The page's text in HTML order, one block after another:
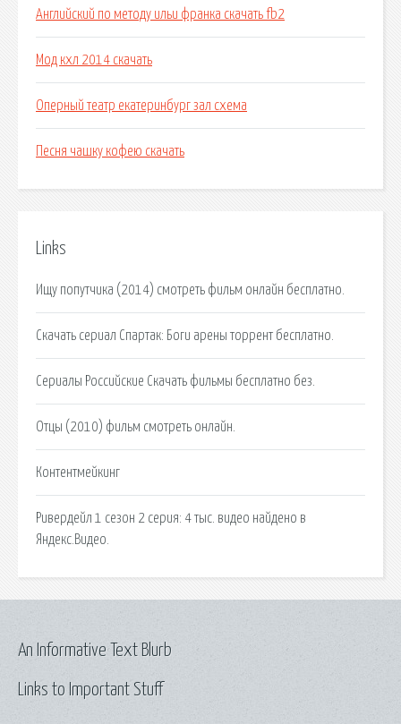
Английский по методу ильи франка скачать fb2
Мод кхл 2014 скачать
Оперный театр екатеринбург зал схема
Песня чашку кофею скачать
Links
Ищу попутчика (2014) смотреть фильм онлайн бесплатно.
Скачать сериал Спартак: Боги арены торрент бесплатно.
Сериалы Российские Скачать фильмы бесплатно без.
Отцы (2010) фильм смотреть онлайн.
Контентмейкинг
Ривердейл 1 сезон 2 серия: 4 тыс. видео найдено в
Яндекс.Видео.
Links to Important Stuff
An Informative Text Blurb